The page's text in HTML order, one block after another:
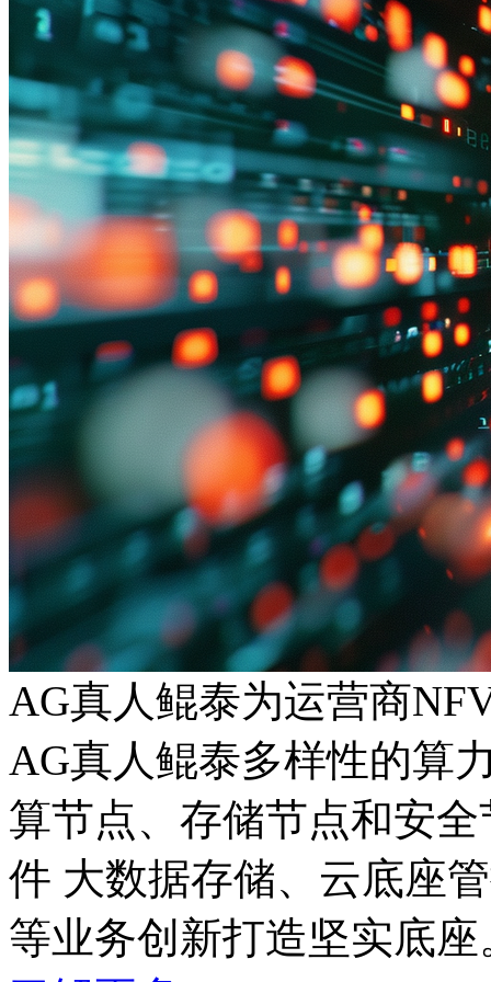
AG真人鲲泰为运营商
AG真人鲲泰多样性的算
算节点、存储节点和安
件 大数据存储、云底座
等业务创新打造坚实底座